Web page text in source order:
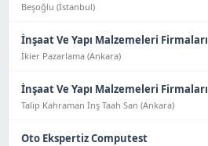
Beşoğlu (İstanbul)
İnşaat Ve Yapı Malzemeleri Firmaları
İkier Pazarlama (Ankara)
İnşaat Ve Yapı Malzemeleri Firmaları
Talip Kahraman İnş Taah San (Ankara)
Oto Ekspertiz Computest